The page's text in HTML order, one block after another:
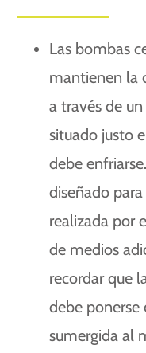
Las bombas
mantienen la
a través de
situado justo
debe
diseñado
realizada por
de medios
recordar que
debe ponerse
sumergida al